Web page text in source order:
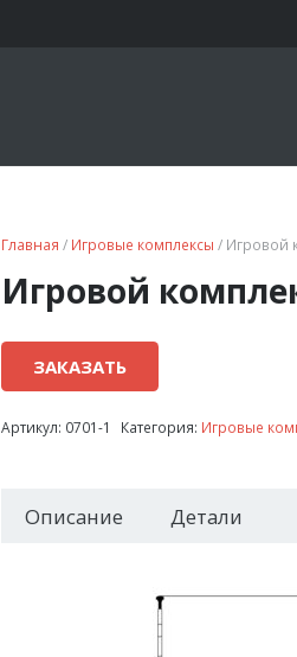
Главная / Игровые комплексы / Игровой
Игровой
ЗАКАЗАТЬ
Артикул: 0701-1 Категория: Игровые
Описание Детали